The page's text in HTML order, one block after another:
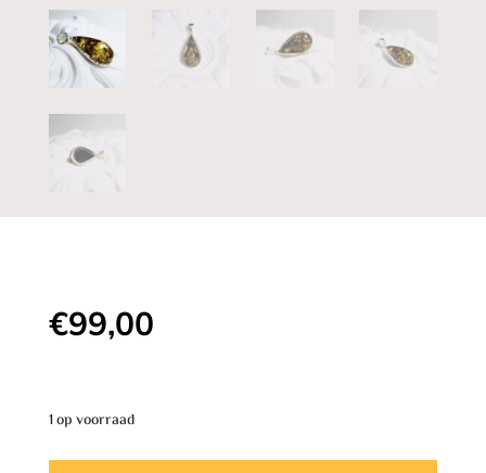
€99,00
1 op voorraad
Lichtgevende